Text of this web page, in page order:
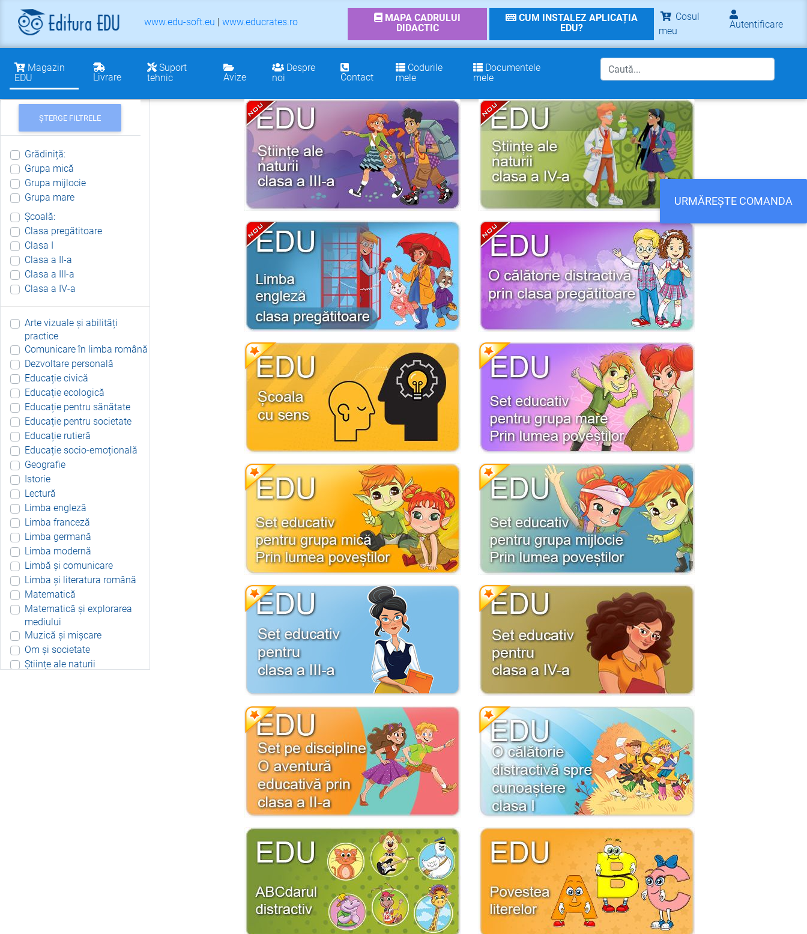
www.edu-soft.eu | www.educrates.ro
MAPA CADRULUI
DIDACTIC
CUM INSTALEZ APLICAȚIA
EDU?
Cosul
meu
Autentificare
Magazin
EDU
Livrare
Suport
tehnic
Avize
Despre
noi
Contact
Codurile
mele
Documentele
mele
ȘTERGE FILTRELE
Grădiniță:
Grupa mică
Grupa mijlocie
Grupa mare
Școală:
Clasa pregătitoare
Clasa I
Clasa a II-a
Clasa a III-a
Clasa a IV-a
Arte vizuale și abilități
practice
Comunicare în limba română
Dezvoltare personală
Educație civică
Educație ecologică
Educație pentru sănătate
Educație pentru societate
Educație rutieră
Educație socio-emoțională
Geografie
Istorie
Lectură
Limba engleză
Limba franceză
Limba germană
Limba modernă
Limbă și comunicare
Limba și literatura română
Matematică
Matematică și explorarea
mediului
Muzică și mișcare
Om și societate
Științe ale naturii
URMĂREȘTE COMANDA